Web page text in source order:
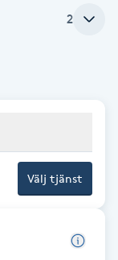
2
Välj tjänst